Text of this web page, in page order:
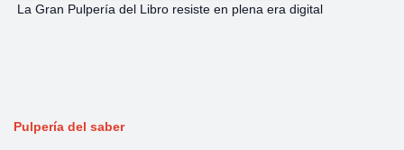
La Gran Pulpería del Libro resiste en plena era digital
Pulpería del saber